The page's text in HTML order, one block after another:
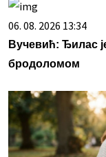
06. 08. 2026 13:34
Вучевић: Ђилас
бродоломом